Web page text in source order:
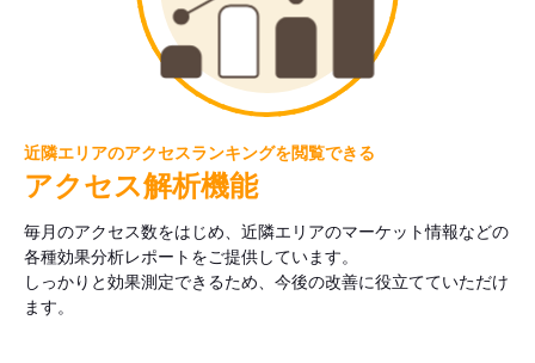
近隣エリアのアクセスランキングを閲覧できる
アクセス解析機能
毎月のアクセス数をはじめ、近隣エリアのマーケット情報などの
各種効果分析レポートをご提供しています。
しっかりと効果測定できるため、今後の改善に役立てていただけ
ます。